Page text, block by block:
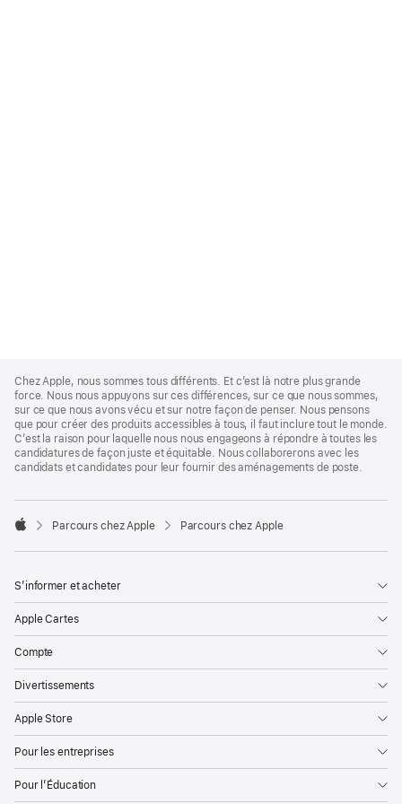
Footer
Chez Apple, nous sommes tous différents. Et c’est là notre plus grande
force. Nous nous appuyons sur ces différences, sur ce que nous sommes,
sur ce que nous avons vécu et sur notre façon de penser. Nous pensons
que pour créer des produits accessibles à tous, il faut inclure tout le monde.
C’est la raison pour laquelle nous nous engageons à répondre à toutes les
candidatures de façon juste et équitable. Nous collaborerons avec les
candidats et candidates pour leur fournir des aménagements de poste.

Parcours chez Apple Parcours chez Apple
S’informer et acheter
Apple Cartes
Compte
Divertissements
Apple Store
Pour les entreprises
Pour l’Éducation